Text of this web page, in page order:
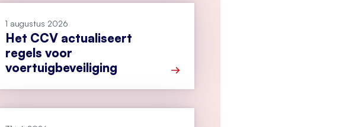
1 augustus 2026
Het CCV actualiseert
regels voor
voertuigbeveiliging